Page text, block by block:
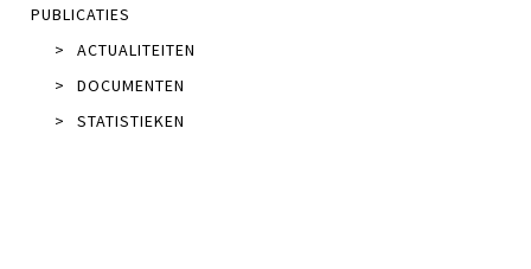
PUBLICATIES
>
ACTUALITEITEN
>
DOCUMENTEN
>
STATISTIEKEN